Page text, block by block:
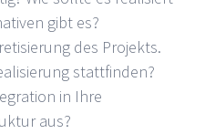
gibt es?
des Projekts.
stattfinden?
in Ihre
aus?